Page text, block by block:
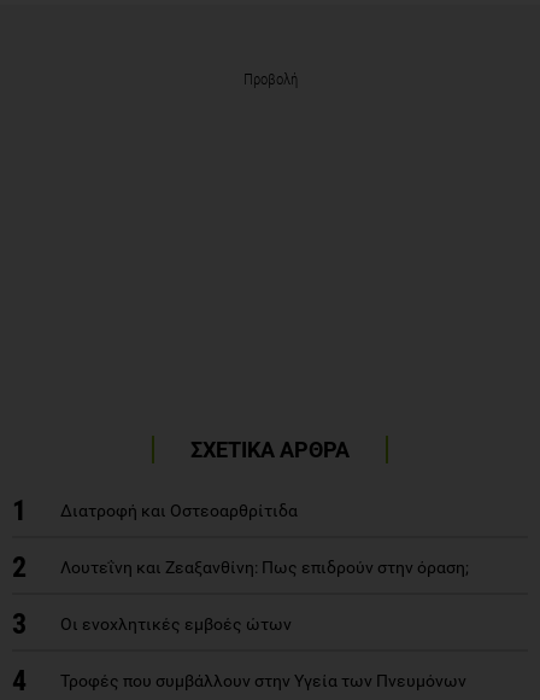
Προβολή
ΣΧΕΤΙΚΑ ΑΡΘΡΑ
1 Διατροφή και Οστεοαρθρίτιδα
2 Λουτεΐνη και Ζεαξανθίνη: Πως επιδρούν στην όραση;
3 Οι ενοχλητικές εμβοές ώτων
4 Τροφές που συμβάλλουν στην Υγεία των Πνευμόνων